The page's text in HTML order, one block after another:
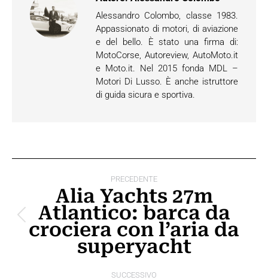
Alessandro Colombo, classe 1983.
Appassionato di motori, di aviazione
e del bello. È stato una firma di:
MotoCorse, Autoreview, AutoMoto.it
e Moto.it. Nel 2015 fonda MDL –
Motori Di Lusso. È anche istruttore
di guida sicura e sportiva.
post
PRECEDENTE
Post
precedente:
Alia Yachts 27m
Atlantico: barca da
crociera con l’aria da
superyacht
SUCCESSIVO